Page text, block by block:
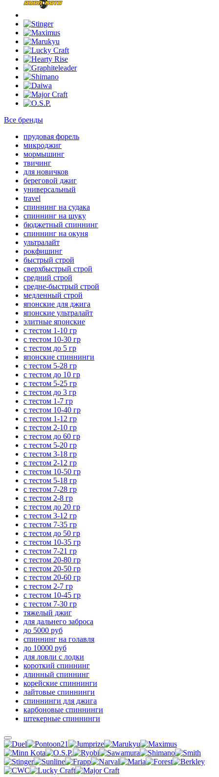
Все бренды
прудовая форель
микроджиг
мормышинг
твичинг
для новичков
береговой джиг
универсальный
travel
спиннинг на судака
спиннинг на щуку
бюджетный спиннинг
спиннинг на окуня
ультралайт
рокфишинг
быстрый строй
сверхбыстрый строй
средний строй
средне-быстрый строй
медленный строй
японские для джига
японские ультралайт
элитные японские
с тестом 1-10 гр
с тестом 10-30 гр
с тестом до 5 гр
японские спиннинги
с тестом 5-28 гр
с тестом до 10 гр
с тестом 5-25 гр
с тестом до 3 гр
с тестом 1-7 гр
с тестом 10-40 гр
с тестом 1-12 гр
с тестом 2-10 гр
с тестом до 60 гр
с тестом 5-20 гр
с тестом 3-18 гр
с тестом 2-12 гр
с тестом 10-50 гр
с тестом 5-18 гр
с тестом 7-28 гр
с тестом 2-8 гр
с тестом до 20 гр
с тестом 3-12 гр
с тестом 7-35 гр
с тестом до 50 гр
с тестом 10-35 гр
с тестом 7-21 гр
с тестом 20-80 гр
с тестом 20-50 гр
с тестом 20-60 гр
с тестом 2-7 гр
с тестом 10-45 гр
с тестом 7-30 гр
тяжелый джиг
для дальнего заброса
до 5000 руб
спиннинг на голавля
до 10000 руб
для ловли с лодки
короткий спиннинг
длинный спиннинг
корейские спиннинги
лайтовые спиннинги
спиннинги для джига
карбоновые спиннинги
штекерные спиннинги